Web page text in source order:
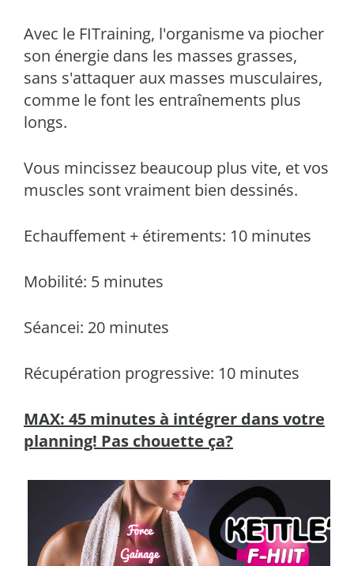
Avec le FITraining, l'organisme va piocher
son énergie dans les masses grasses,
sans s'attaquer aux masses musculaires,
comme le font les entraînements plus
longs.
Vous mincissez beaucoup plus vite, et vos
muscles sont vraiment bien dessinés.
Echauffement + étirements: 10 minutes
Mobilité: 5 minutes
Séancei: 20 minutes
Récupération progressive: 10 minutes
MAX: 45 minutes à intégrer dans votre
planning! Pas chouette ça?